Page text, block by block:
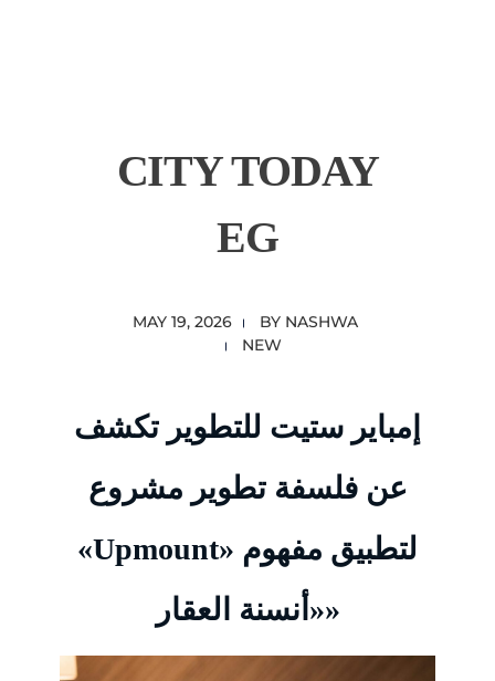
CITY TODAY
EG
MAY 19, 2026 BY NASHWA
NEW
إمباير ستيت للتطوير تكشف
عن فلسفة تطوير مشروع
«Upmount» لتطبيق مفهوم
«أنسنة العقار»